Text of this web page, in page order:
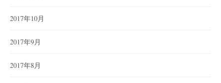
2017年10月
2017年9月
2017年8月